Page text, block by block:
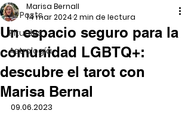
All Posts
Rituales
Astrología
Un espacio seguro para la
comunidad LGBTQ+:
descubre el tarot con
Marisa Bernal
Marisa Bernall
14 mar 20242 min de lectura
09.06.2023